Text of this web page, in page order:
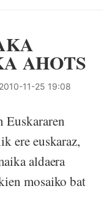
AHOTS
2010-11-25 19:08
Euskararen
ere euskaraz,
aldaera
mosaiko bat